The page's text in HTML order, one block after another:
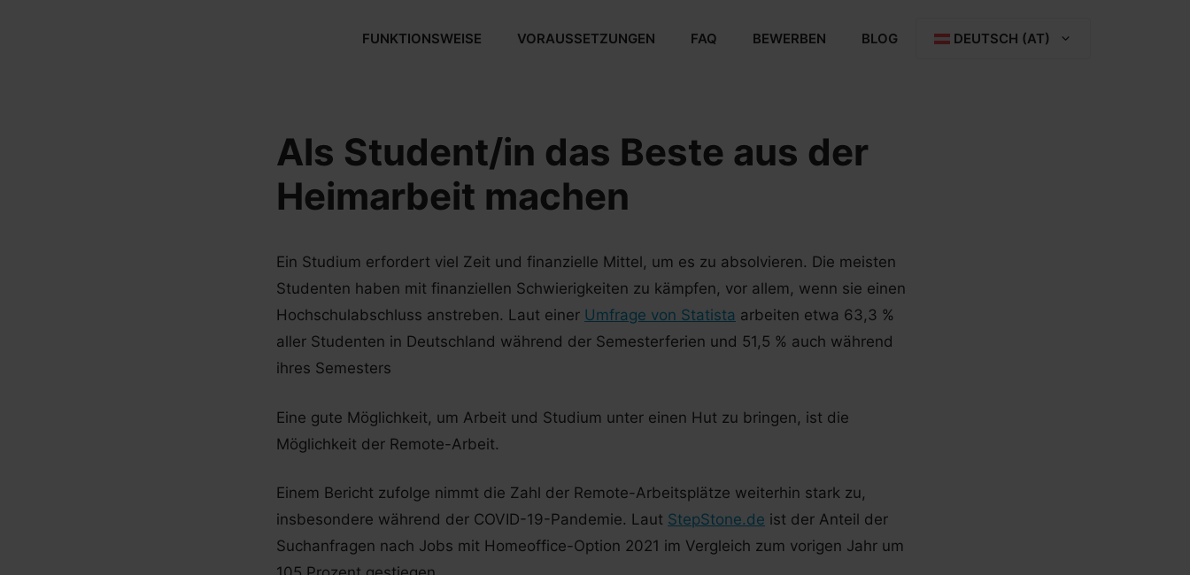
FUNKTIONSWEISE VORAUSSETZUNGEN FAQ BEWERBEN BLOG DEUTSCH (AT)
Als Student/in das Beste aus der
Heimarbeit machen
Ein Studium erfordert viel Zeit und finanzielle Mittel, um es zu absolvieren. Die meisten
Studenten haben mit finanziellen Schwierigkeiten zu kämpfen, vor allem, wenn sie einen
Hochschulabschluss anstreben. Laut einer Umfrage von Statista arbeiten etwa 63,3 %
aller Studenten in Deutschland während der Semesterferien und 51,5 % auch während
ihres Semesters
Eine gute Möglichkeit, um Arbeit und Studium unter einen Hut zu bringen, ist die
Möglichkeit der Remote-Arbeit.
Einem Bericht zufolge nimmt die Zahl der Remote-Arbeitsplätze weiterhin stark zu,
insbesondere während der COVID-19-Pandemie. Laut StepStone.de ist der Anteil der
Suchanfragen nach Jobs mit Homeoffice-Option 2021 im Vergleich zum vorigen Jahr um